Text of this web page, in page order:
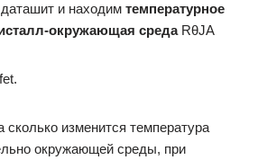
и находим температурное
окружающая средаRθJA
сколько изменится температура
окружающей среды, при